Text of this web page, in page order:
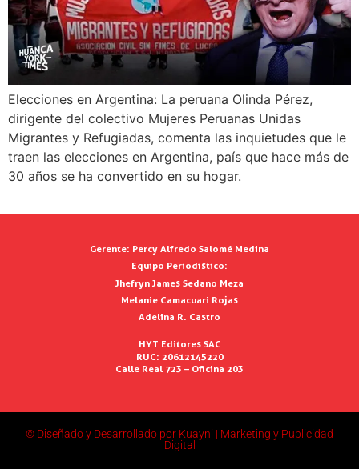
Elecciones en Argentina: La peruana Olinda Pérez,
dirigente del colectivo Mujeres Peruanas Unidas
Migrantes y Refugiadas, comenta las inquietudes que le
traen las elecciones en Argentina, país que hace más de
30 años se ha convertido en su hogar.
Gerente: Percy Alfredo Salomé Medina
Equipo Periodístico:
Jhefryn James Sedano Meza
Melanie Camacuari Rojas
Adelina R. Castro
HYT Editores SAC
RUC: 20612145220
Calle Real 723 – Oficina 203
© Diseñado y Desarrollado por Kuayni | Marketing y Publicidad
Digital